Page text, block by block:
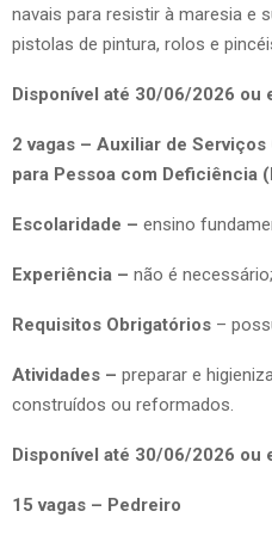
navais para resistir à maresia e
pistolas de pintura, rolos e
Disponível até 30/06/2026 ou
2 vagas – Auxiliar de
para Pessoa com Deficiência
Escolaridade – ensino
Experiência – não é necessário;
Requisitos Obrigatórios –
Atividades – preparar e
construídos ou reformados.
Disponível até 30/06/2026 ou
15 vagas – Pedreiro